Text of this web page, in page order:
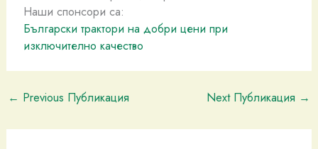
Наши спонсори са:
Български трактори на добри цени при
изключително качество
← Previous Публикация Next Публикация →